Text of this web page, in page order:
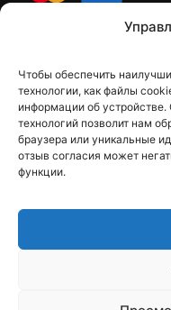
Чтобы обеспечить
технологии, как файлы
информации об устройстве.
технологий позволит нам
браузера или уникальные
отзыв согласия может
функции.
Контакты
Instagram